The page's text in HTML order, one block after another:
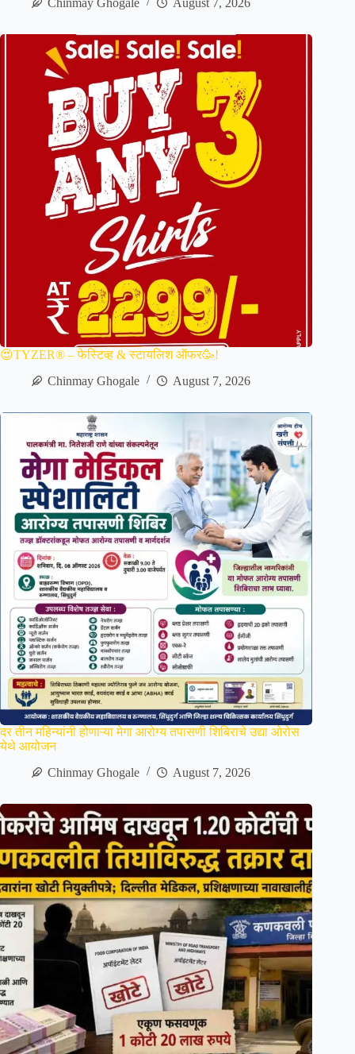
Chinmay Ghogale
August 7, 2026
😍TYZER® – फेस्टिव्ह & स्टायलिश ऑफर🥳!
Chinmay Ghogale
August 7, 2026
दर तीन महिन्यांनी होणाऱ्या मेगा आरोग्य तपासणी शिबिराचे उद्या ओरोस
येथे आयोजन
Chinmay Ghogale
August 7, 2026